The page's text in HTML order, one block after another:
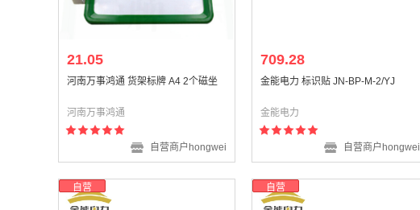
21.05
河南万事鸿通 货架标牌 A4 2个磁坐
河南万事鸿通
自营商户hongwei
709.28
金能电力 标识贴 JN-BP-M-2/YJ
金能电力
自营商户hongwei
自营 自营